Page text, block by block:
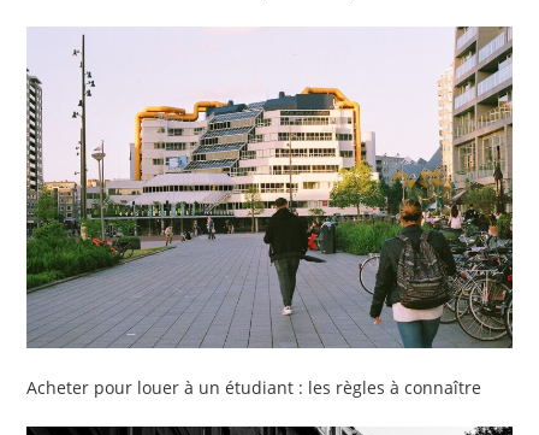
Acheter pour louer à un étudiant : les règles à connaître